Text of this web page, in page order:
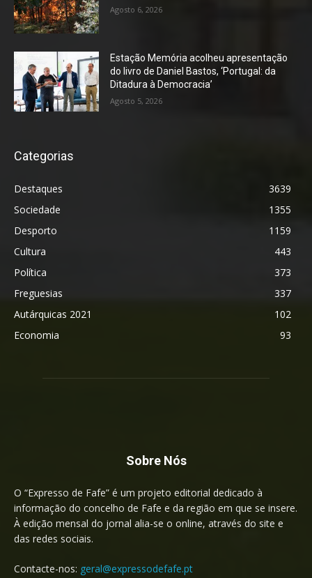
Agosto 6, 2026
Estação Memória acolheu apresentação
do livro de Daniel Bastos, ‘Portugal: da
Ditadura à Democracia’
Agosto 5, 2026
Categorias
Destaques
3639
Sociedade
1355
Desporto
1159
Cultura
443
Política
373
Freguesias
337
Autárquicas 2021
102
Economia
93
Sobre Nós
O “Expresso de Fafe” é um projeto editorial dedicado à
informação do concelho de Fafe e da região em que se insere.
À edição mensal do jornal alia-se o online, através do site e
das redes sociais.
Contacte-nos: geral@expressodefafe.pt